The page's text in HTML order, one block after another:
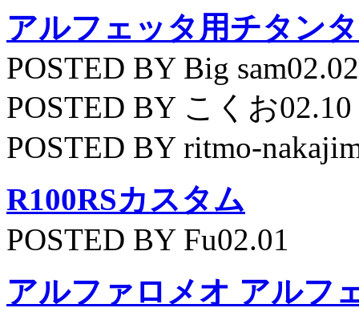
アルフェッタ用チタン
POSTED BY Big sam02.02
POSTED BY こくお02.10
POSTED BY ritmo-
R100RSカスタム
POSTED BY Fu02.01
アルファロメオ アルフ